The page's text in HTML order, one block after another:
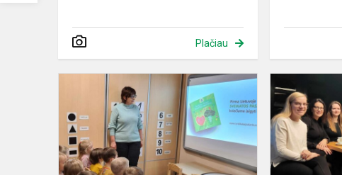
Plačiau
Sveikas
maistas
sveikas
vaikas